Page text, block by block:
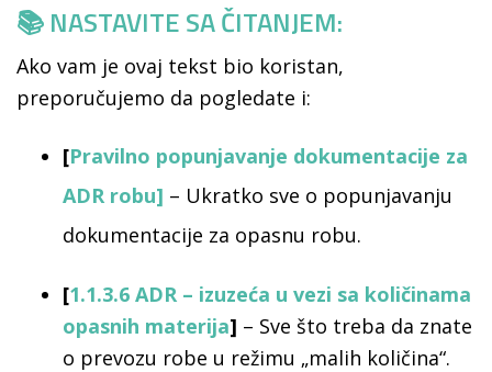
📚 NASTAVITE SA ČITANJEM:
Ako vam je ovaj tekst bio koristan,
preporučujemo da pogledate i:
[Pravilno popunjavanje dokumentacije za
ADR robu] – Ukratko sve o popunjavanju
dokumentacije za opasnu robu.
[1.1.3.6 ADR – izuzeća u vezi sa količinama
opasnih materija] – Sve što treba da znate
o prevozu robe u režimu „malih količina“.